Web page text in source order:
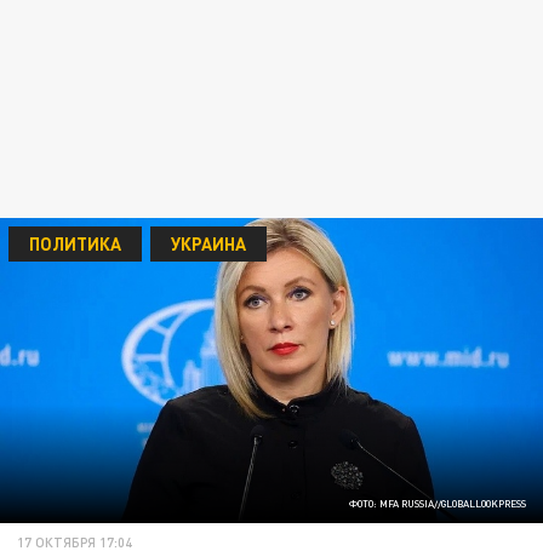
ФОТО: MFA RUSSIA//GLOBALLOOKPRESS
ПОЛИТИКА УКРАИНА
17 ОКТЯБРЯ 17:04